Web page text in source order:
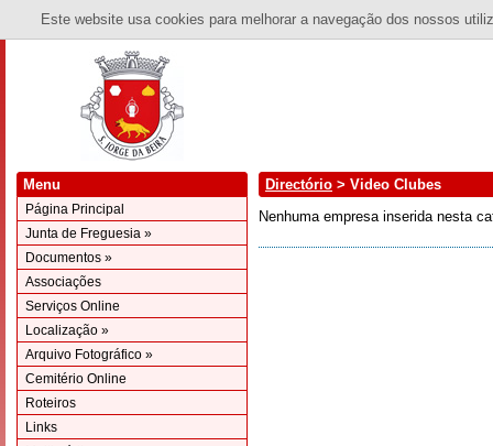
Este website usa cookies para melhorar a navegação dos nossos
Menu
Página Principal
Junta de Freguesia »
Documentos »
Associações
Serviços Online
Localização »
Arquivo Fotográfico »
Cemitério Online
Roteiros
Links
Directório > Video Clubes
Nenhuma empresa inserida nesta